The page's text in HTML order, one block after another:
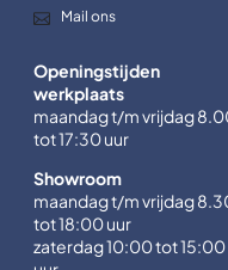
Mail ons
Openingstijden
werkplaats
maandag t/m vrijdag
tot 17:30 uur
Showroom
maandag t/m vrijdag
tot 18:00 uur
zaterdag 10:00 tot 15:00